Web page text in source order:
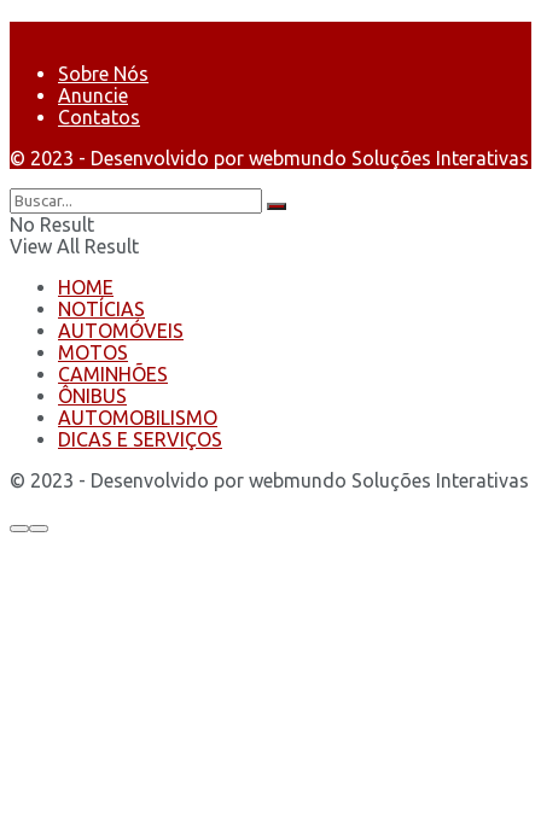
Sobre Nós
Anuncie
Contatos
© 2023 - Desenvolvido por webmundo Soluções Interativas
No Result
View All Result
HOME
NOTÍCIAS
AUTOMÓVEIS
MOTOS
CAMINHÕES
ÔNIBUS
AUTOMOBILISMO
DICAS E SERVIÇOS
© 2023 - Desenvolvido por webmundo Soluções Interativas